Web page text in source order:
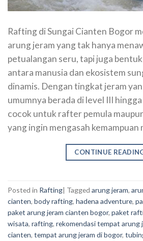
Rafting di Sungai Cianten Bogor
arung jeram yang tak hanya
petualangan seru, tapi juga
antara manusia dan ekosistem
dinamis. Dengan tingkat jeram
umumnya berada di level III
cocok untuk rafter pemula
yang ingin mengasah kemampuan
CONTINUE
Posted in Rafting| Tagged arung jeram,
cianten, body rafting, hadena adventure,
paket arung jeram cianten bogor, paket
wisata, rafting, rekomendasi tempat arung
cianten, tempat arung jeram di bogor,